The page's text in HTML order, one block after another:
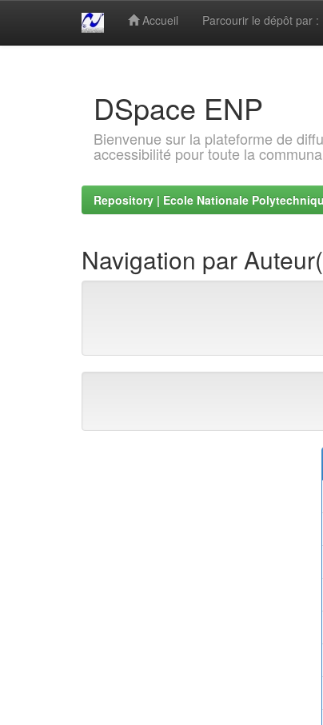
Accueil Parcourir le dépôt par :
DSpace ENP
Bienvenue sur la plateforme de
accessibilité pour toute la
Repository | Ecole Nationale
Navigation par